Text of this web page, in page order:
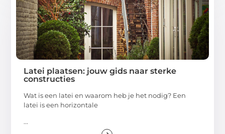
Latei plaatsen: jouw gids naar sterke
constructies
Wat is een latei en waarom heb je het nodig? Een
latei is een horizontale
...